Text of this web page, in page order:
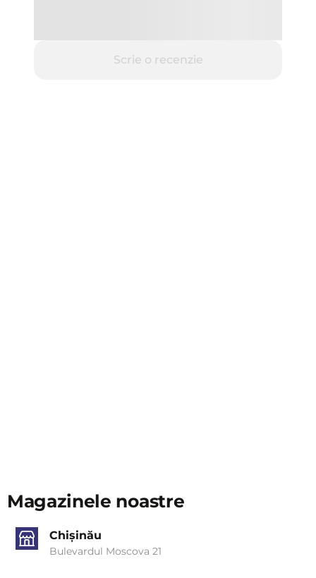
Scrie o recenzie
Magazinele noastre
Chișinău
Bulevardul Moscova 21